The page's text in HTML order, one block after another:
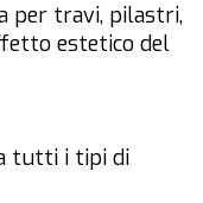
per travi, pilastri,
estetico del
tutti i tipi di